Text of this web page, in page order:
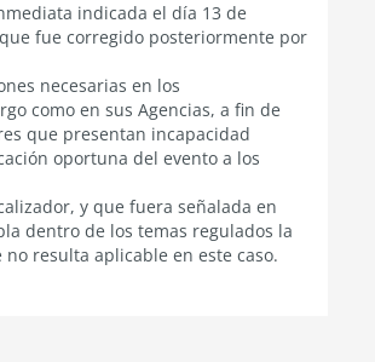
indicada el día 13 de
fue corregido posteriormente por
necesarias en los
como en sus Agencias, a fin de
que presentan incapacidad
oportuna del evento a los
y que fuera señalada en
dentro de los temas regulados la
resulta aplicable en este caso.